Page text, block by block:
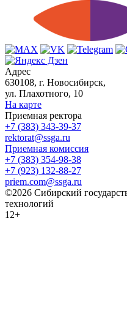
Адрес
630108, г. Новосибирск,
ул. Плахотного, 10
На карте
Приемная ректора
+7 (383) 343-39-37
rektorat@ssga.ru
Приемная комиссия
+7 (383) 354-98-38
+7 (923) 132-88-27
priem.com@ssga.ru
©2026 Сибирский
технологий
12+